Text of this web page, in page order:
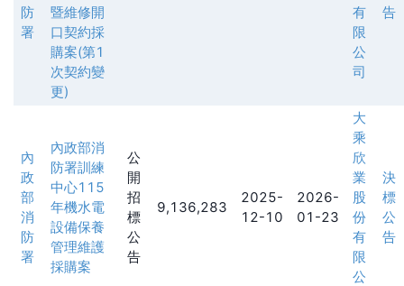
防
署
暨維修開
口契約採
購案(第1
次契約變
更)
有
限
公
司
告
內
政
部
消
防
署
內政部消
防署訓練
中心115
年機水電
設備保養
管理維護
採購案
公
開
招
標
公
告
9,136,283
2025-
12-10
2026-
01-23
大
乘
欣
業
股
份
有
限
公
決
標
公
告